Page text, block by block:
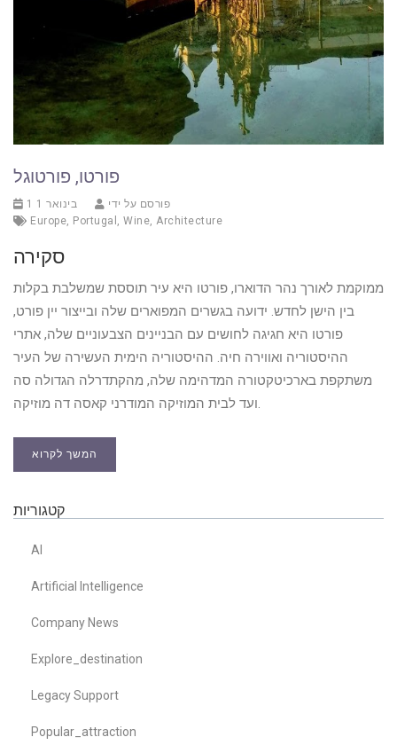
פורטו, פורטוגל
1 בינואר 1
פורסם על ידי
Europe, Portugal , Wine, Architecture
סקירה
ממוקמת לאורך נהר הדוארו, פורטו היא עיר תוססת שמשלבת בקלות
בין הישן לחדש. ידועה בגשרים המפוארים שלה ובייצור יין פורט,
פורטו היא חגיגה לחושים עם הבניינים הצבעוניים שלה, אתרי
ההיסטוריה ואווירה חיה. ההיסטוריה הימית העשירה של העיר
משתקפת בארכיטקטורה המדהימה שלה, מהקתדרלה הגדולה סה
ועד לבית המוזיקה המודרני קאסה דה מוזיקה.
המשך לקרוא
קטגוריות
AI
Artificial Intelligence
Company News
Explore_destination
Legacy Support
Popular_attraction